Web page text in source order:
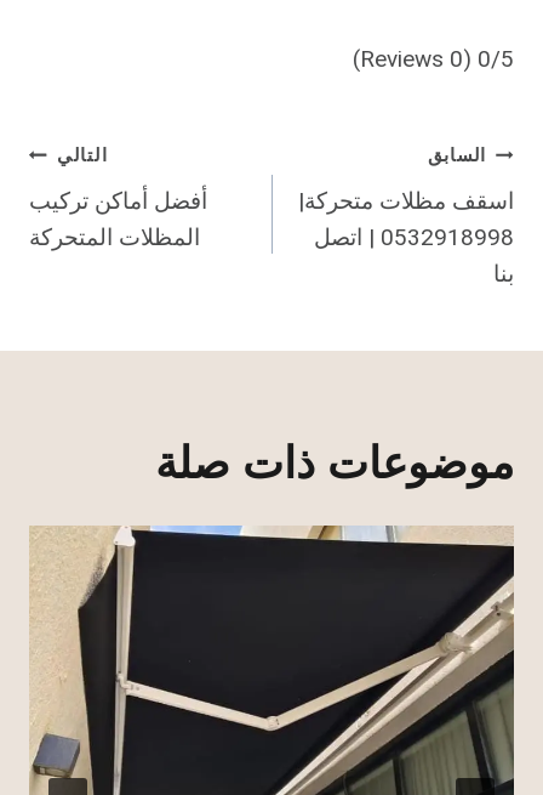
0/5
(0 Reviews)
تصفّح
المقالات
السابق
اسقف مظلات متحركة|
0532918998 | اتصل
بنا
التالي
أفضل أماكن تركيب
المظلات المتحركة
موضوعات ذات صلة